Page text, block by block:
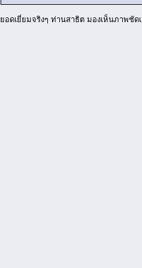
ยอดเยี่ยมจริงๆ ท่านสาธิต มองเห็นภาพชัด